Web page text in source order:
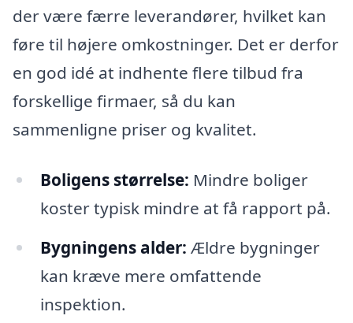
der være færre leverandører, hvilket kan
føre til højere omkostninger. Det er derfor
en god idé at indhente flere tilbud fra
forskellige firmaer, så du kan
sammenligne priser og kvalitet.
Boligens størrelse: Mindre boliger
koster typisk mindre at få rapport på.
Bygningens alder: Ældre bygninger
kan kræve mere omfattende
inspektion.